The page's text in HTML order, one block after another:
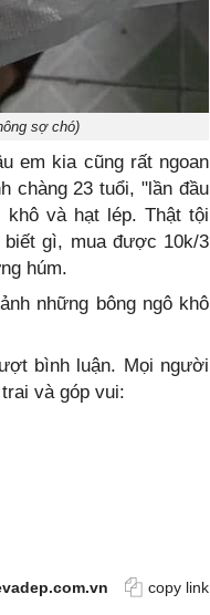
sợ chó)
em kia cũng rất ngoan
chàng 23 tuổi, "lần đầu
khô và hạt lép. Thật tội
gì, mua được 10k/3
húm.
những bông ngô khô
bình luận. Mọi người
và góp vui:
copy link